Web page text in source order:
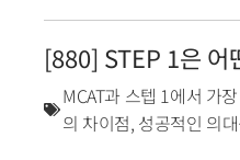
[880] STEP 1은 어
MCAT과 스텝 1에서 가
의 차이점, 성공적인 의